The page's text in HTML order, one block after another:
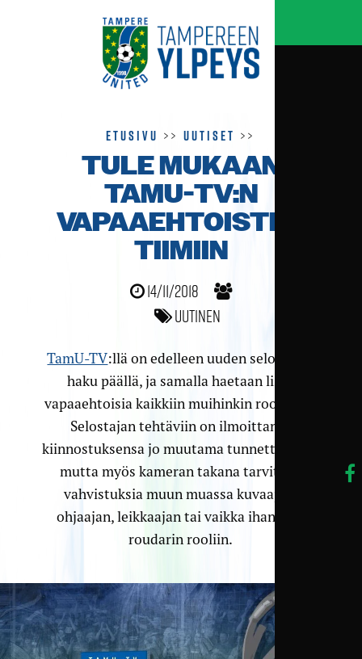
Etusivu >>Uutiset >>
TULE MUKAAN
TAMU-TV:N
VAPAAEHTOISTEN
TIIMIIN
14/11/2018
Uutinen
TamU-TV:llä on edelleen uuden selostajan
haku päällä, ja samalla haetaan lisää
vapaaehtoisia kaikkiin muihinkin rooleihin.
Selostajan tehtäviin on ilmoittanut
kiinnostuksensa jo muutama tunnettu nimi,
mutta myös kameran takana tarvitaan
vahvistuksia muun muassa kuvaajan,
ohjaajan, leikkaajan tai vaikka ihan vain
roudarin rooliin.